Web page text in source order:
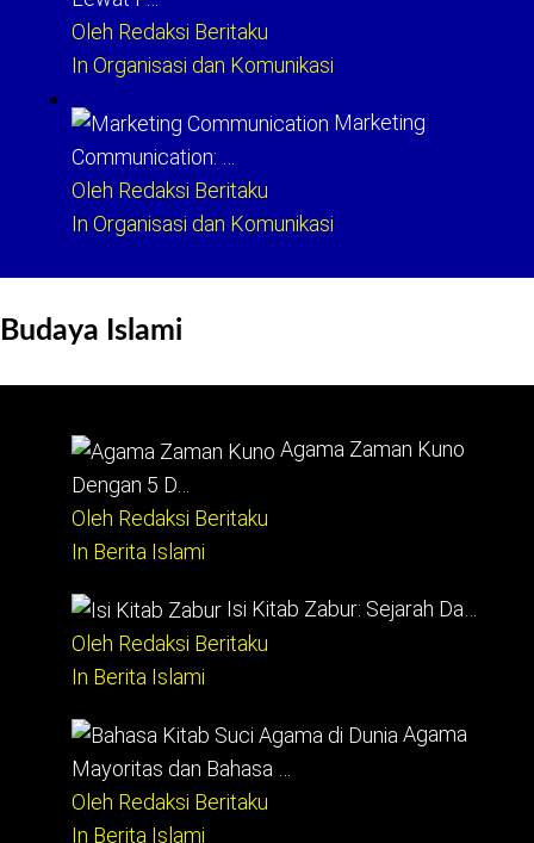
Oleh Redaksi Beritaku
In Organisasi dan Komunikasi
Marketing
Communication: …
Oleh Redaksi Beritaku
In Organisasi dan Komunikasi
Budaya Islami
Agama Zaman Kuno
Dengan 5 D…
Oleh Redaksi Beritaku
In Berita Islami
Isi Kitab Zabur: Sejarah Da…
Oleh Redaksi Beritaku
In Berita Islami
Agama
Mayoritas dan Bahasa …
Oleh Redaksi Beritaku
In Berita Islami